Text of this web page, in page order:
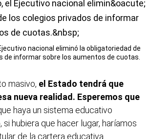
nacional eliminó la obligatoriedad de
de informar sobre los aumentos de cuotas.
masivo, el Estado tendrá que
nueva realidad. Esperemos que
haya un sistema educativo
si hubiera que hacer lugar, haríamos
de la cartera educativa.